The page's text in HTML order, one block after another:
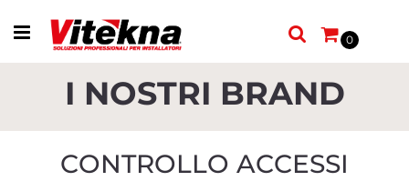
Open menu
0
I NOSTRI BRAND
CONTROLLO ACCESSI